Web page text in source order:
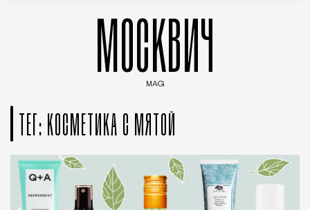
МОСКВИЧ
MAG
ТЕГ: КОСМЕТИКА С МЯТОЙ